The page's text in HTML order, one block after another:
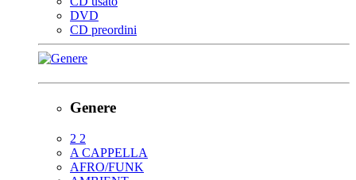
DVD
CD preordini
Genere
2 2
A CAPPELLA
AFRO/FUNK